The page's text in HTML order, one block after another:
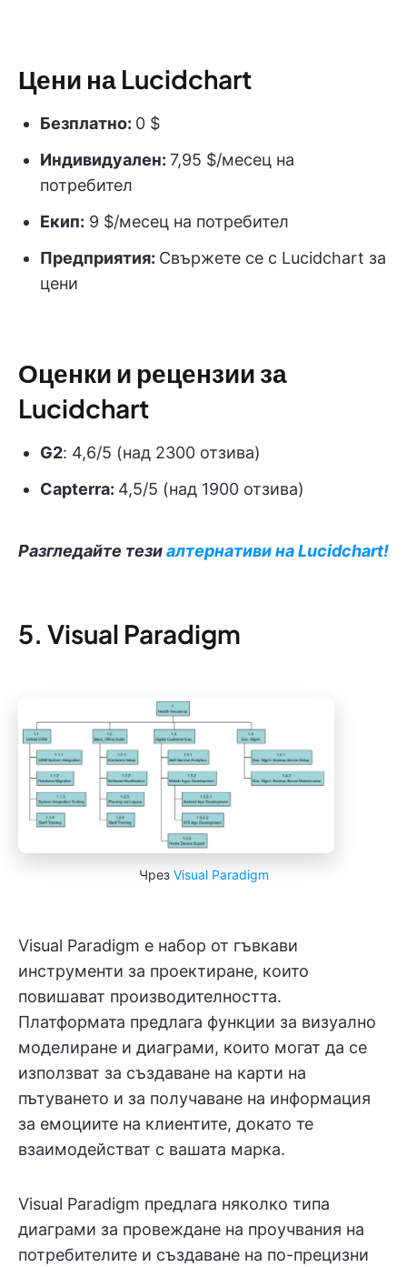
Цени на Lucidchart
Безплатно: 0 $
Индивидуален: 7,95 $/месец на
потребител
Екип: 9 $/месец на потребител
Предприятия: Свържете се с Lucidchart за
цени
Оценки и рецензии за
Lucidchart
G2: 4,6/5 (над 2300 отзива)
Capterra: 4,5/5 (над 1900 отзива)
Разгледайте тезиалтернативи на Lucidchart!
5. Visual Paradigm
Чрез Visual Paradigm
Visual Paradigm е набор от гъвкави
инструменти за проектиране, които
повишават производителността.
Платформата предлага функции за визуално
моделиране и диаграми, които могат да се
използват за създаване на карти на
пътуването и за получаване на информация
за емоциите на клиентите, докато те
взаимодействат с вашата марка.
Visual Paradigm предлага няколко типа
диаграми за провеждане на проучвания на
потребителите и създаване на по-прецизни